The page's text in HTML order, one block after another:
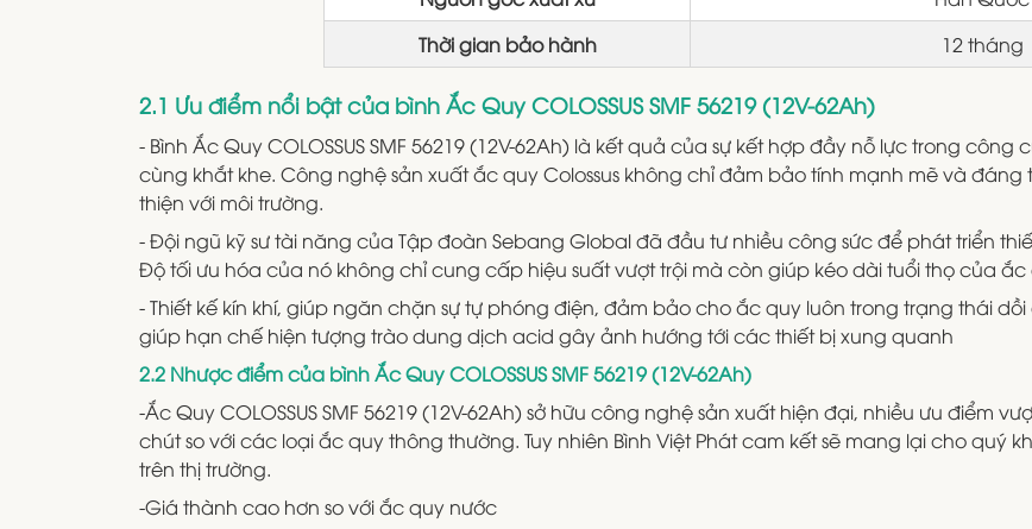
Thời gian bảo hành
12 tháng
2.1 Ưu điểm nổi bật của bình Ắc Quy COLOSSUS SMF 56219 (12V-62Ah)
- Bình Ắc Quy COLOSSUS SMF 56219 (12V-62Ah) là kết quả của sự kết hợp đầy nỗ lực trong
cùng khắt khe. Công nghệ sản xuất ắc quy Colossus không chỉ đảm bảo tính mạnh mẽ và
thiện với môi trường.
- Đội ngũ kỹ sư tài năng của Tập đoàn Sebang Global đã đầu tư nhiều công sức để phát triển
Độ tối ưu hóa của nó không chỉ cung cấp hiệu suất vượt trội mà còn giúp kéo dài tuổi thọ của ắc
- Thiết kế kín khí, giúp ngăn chặn sự tự phóng điện, đảm bảo cho ắc quy luôn trong trạng thái
giúp hạn chế hiện tượng trào dung dịch acid gây ảnh hướng tới các thiết bị xung quanh
2.2 Nhược điểm của bình Ắc Quy COLOSSUS SMF 56219 (12V-62Ah)
-Ắc Quy COLOSSUS SMF 56219 (12V-62Ah) sở hữu công nghệ sản xuất hiện đại, nhiều ưu điểm
chút so với các loại ắc quy thông thường. Tuy nhiên Bình Việt Phát cam kết sẽ mang lại cho
trên thị trường.
-Giá thành cao hơn so với ắc quy nước